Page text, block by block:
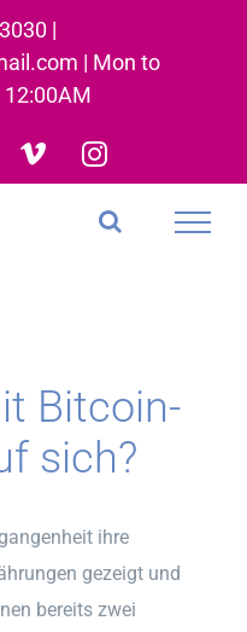
|
| Mon to
VimeoInstagram
Bitcoin-
sich?
ihre
gezeigt und
bereits zwei